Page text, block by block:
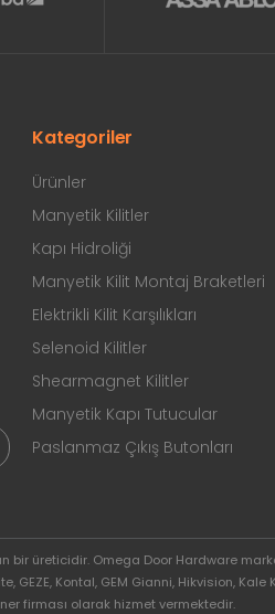
Kategoriler
Ürünler
Manyetik Kilitler
Kapı Hidroliği
Manyetik Kilit Montaj Braketleri
Elektrikli Kilit Karşılıkları
Selenoid Kilitler
Shearmagnet Kilitler
Manyetik Kapı Tutucular
Paslanmaz Çıkış Butonları
bir üreticidir. Omega Door Hardware
GEZE, Kontal, GEM Gianni, Hikvision,
firması olarak hizmet vermektedir.